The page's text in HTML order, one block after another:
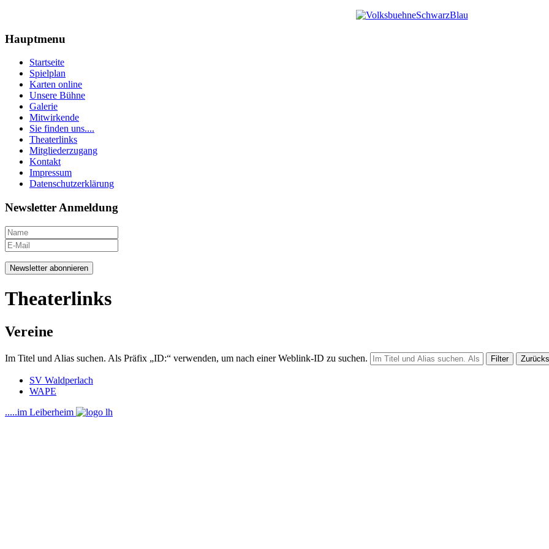
Hauptmenu
Startseite
Spielplan
Karten online
Unsere Bühne
Galerie
Mitwirkende
Sie finden uns....
Theaterlinks
Mitgliederzugang
Kontakt
Impressum
Datenschutzerklärung
Newsletter Anmeldung
Newsletter abonnieren
Theaterlinks
Vereine
Im Titel und Alias suchen. Als Präfix „ID:“ verwenden, um nach einer Weblink-ID zu suchen. Filter
SV Waldperlach
WAPE
.....im Leiberheim